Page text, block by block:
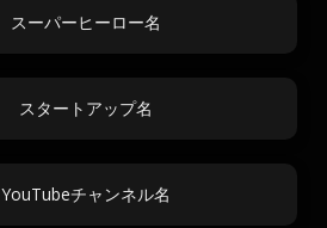
スーパーヒーロー名
スタートアップ名
YouTubeチャンネル名